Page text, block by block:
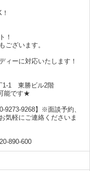
！
ございます。
ィーに対応いたします！
1-1 東勝ビル2階
能です★
9273-9268】※面談予約、
気軽にご連絡くださいま
890-600